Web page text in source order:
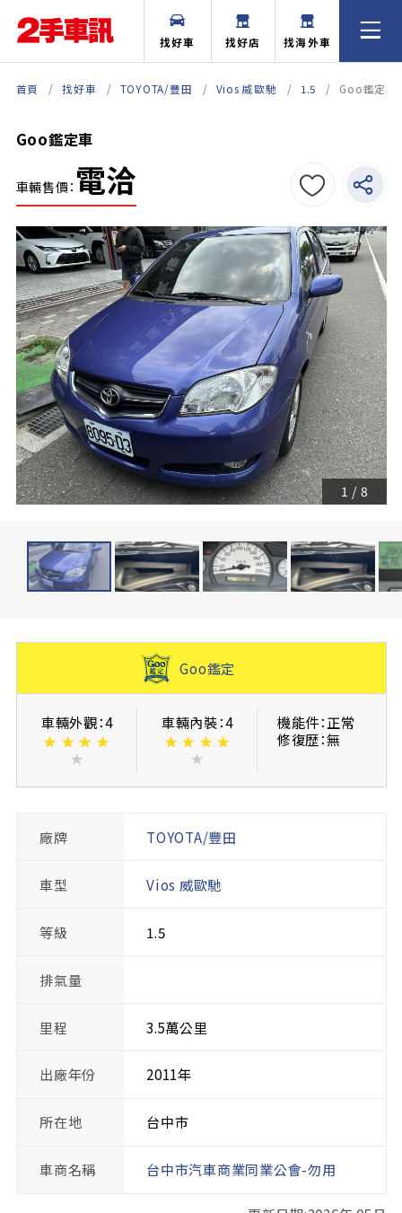
找好車 找好店 找海外車
首頁 找好車 TOYOTA/豐田 Vios 威歐馳 1.5 Goo鑑定車
Goo鑑定車
車輛售價： 電洽
1 / 8
Goo鑑定
車輛外觀：4
★ ★ ★ ★
★
車輛內裝：4
★ ★ ★ ★
★
機能件：正常
修復歴：無
廠牌 TOYOTA/豐田
車型 Vios 威歐馳
等級 1.5
排氣量
里程 3.5萬公里
出廠年份 2011年
所在地 台中市
車商名稱 台中市汽車商業同業公會-勿用